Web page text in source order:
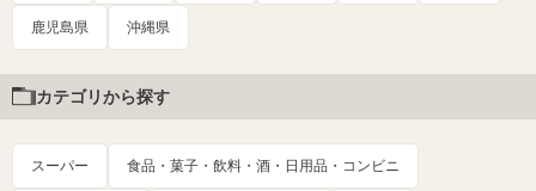
鹿児島県 沖縄県
カテゴリから探す
スーパー 食品・菓子・飲料・酒・日用品・コンビニ